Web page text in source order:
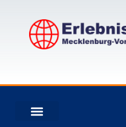
springen